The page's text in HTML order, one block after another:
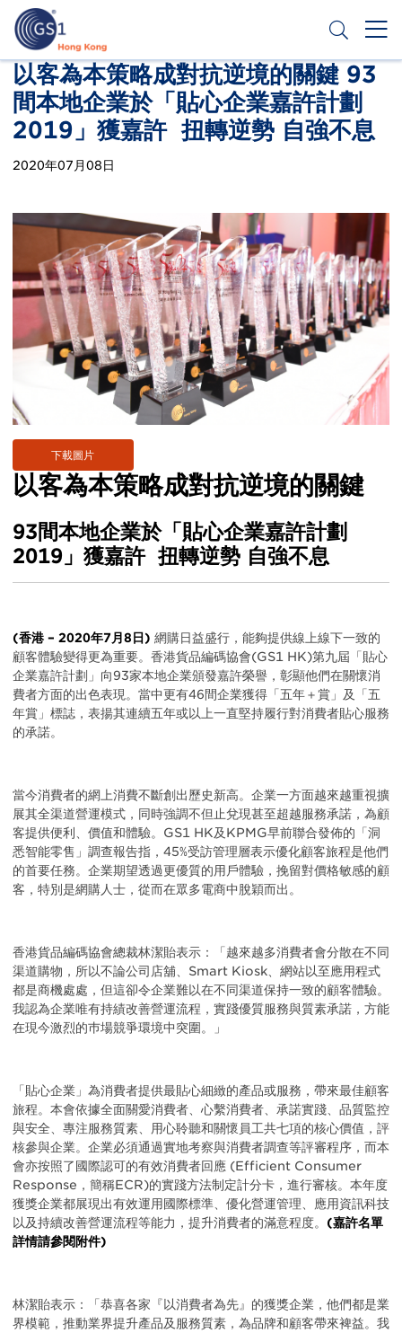
內Header
Top
Second
Menu
申請條碼
以客為本策略成對抗逆境的關鍵 93
間本地企業於「貼心企業嘉許計劃
2019」獲嘉許 扭轉逆勢 自強不息
2020年07月08日
下載圖片
以客為本策略成對抗逆境的關鍵
93間本地企業於「貼心企業嘉許計劃
2019」獲嘉許 扭轉逆勢 自強不息
(香港 – 2020年7月8日) 網購日益盛行，能夠提供線上線下一致的
顧客體驗變得更為重要。香港貨品編碼協會(GS1 HK)第九屆「貼心
企業嘉許計劃」向93家本地企業頒發嘉許榮譽，彰顯他們在關懷消
費者方面的出色表現。當中更有46間企業獲得「五年＋賞」及「五
年賞」標誌，表揚其連續五年或以上一直堅持履行對消費者貼心服務
的承諾。
當今消費者的網上消費不斷創出歷史新高。企業一方面越來越重視擴
展其全渠道營運模式，同時強調不但止兌現甚至超越服務承諾，為顧
客提供便利、價值和體驗。GS1 HK及KPMG早前聯合發佈的「洞
悉智能零售」調查報告指，45%受訪管理層表示優化顧客旅程是他們
的首要任務。企業期望透過更優質的用戶體驗，挽留對價格敏感的顧
客，特別是網購人士，從而在眾多電商中脫穎而出。
香港貨品編碼協會總裁林潔貽表示：「越來越多消費者會分散在不同
渠道購物，所以不論公司店舖、Smart Kiosk、網站以至應用程式
都是商機處處，但這卻令企業難以在不同渠道保持一致的顧客體驗。
我認為企業唯有持績改善營運流程，實踐優質服務與質素承諾，方能
在現今激烈的巿場競爭環境中突圍。」
「貼心企業」為消費者提供最貼心細緻的產品或服務，帶來最佳顧客
旅程。本會依據全面關愛消費者、心繫消費者、承諾實踐、品質監控
與安全、專注服務質素、用心聆聽和關懷員工共七項的核心價值，評
核參與企業。企業必須通過實地考察與消費者調查等評審程序，而本
會亦按照了國際認可的有效消費者回應 (Efficient Consumer
Response，簡稱ECR)的實踐方法制定計分卡，進行審核。本年度
獲獎企業都展現出有效運用國際標準、優化營運管理、應用資訊科技
以及持續改善營運流程等能力，提升消費者的滿意程度。 (嘉許名單
詳情請參閱附件)
林潔貽表示：「恭喜各家『以消費者為先』的獲獎企業，他們都是業
界模範，推動業界提升產品及服務質素，為品牌和顧客帶來裨益。我